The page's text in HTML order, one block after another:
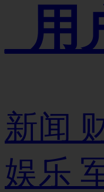
_
新闻
娱乐